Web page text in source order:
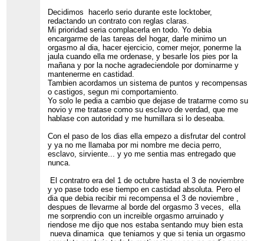
Decidimos hacerlo serio durante este locktober,
redactando un contrato con reglas claras.
Mi prioridad seria complacerla en todo. Yo debia
encargarme de las tareas del hogar, darle minimo un
orgasmo al dia, hacer ejercicio, comer mejor, ponerme la
jaula cuando ella me ordenase, y besarle los pies por la
mañana y por la noche agradeciendole por dominarme y
mantenerme en castidad.
Tambien acordamos un sistema de puntos y recompensas
o castigos, segun mi comportamiento.
Yo solo le pedia a cambio que dejase de tratarme como su
novio y me tratase como su esclavo de verdad, que me
hablase con autoridad y me humillara si lo deseaba.
Con el paso de los dias ella empezo a disfrutar del control
y ya no me llamaba por mi nombre me decia perro,
esclavo, sirviente... y yo me sentia mas entregado que
nunca.
El contratro era del 1 de octubre hasta el 3 de noviembre
y yo pase todo ese tiempo en castidad absoluta. Pero el
dia que debia recibir mi recompensa el 3 de noviembre ,
despues de llevarme al borde del orgasmo 3 veces, ella
me sorprendio con un increible orgasmo arruinado y
riendose me dijo que nos estaba sentando muy bien esta
nueva dinamica que teniamos y que si tenia un orgasmo